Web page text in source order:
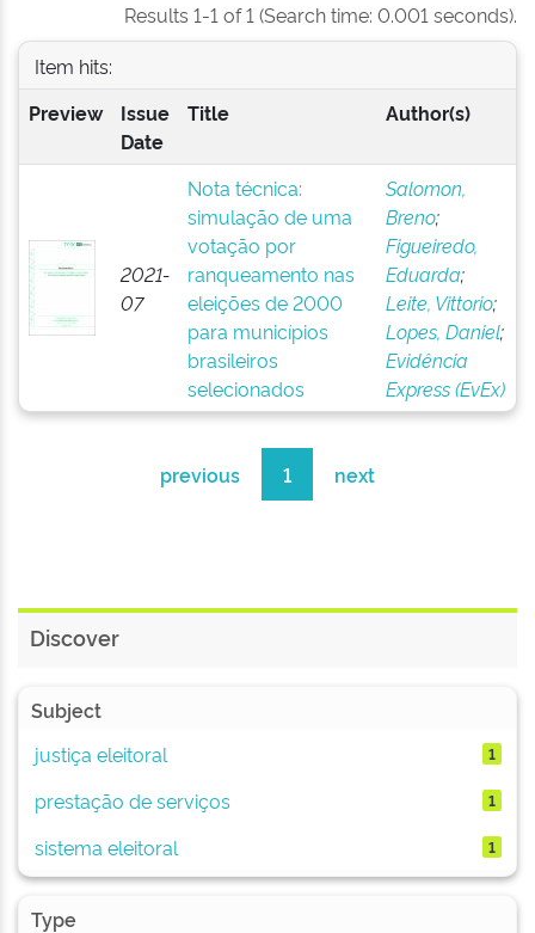
Results 1-1 of 1 (Search time: 0.001 seconds).
Item hits:
Preview
Issue
Date
Title Author(s)
2021-
07
Nota técnica:
simulação de uma
votação por
ranqueamento nas
eleições de 2000
para municípios
brasileiros
selecionados
Salomon,
Breno;
Figueiredo,
Eduarda;
Leite, Vittorio;
Lopes, Daniel;
Evidência
Express (EvEx)
previous 1 next
Discover
Subject
justiça eleitoral
1
prestação de serviços 1
sistema eleitoral 1
Type